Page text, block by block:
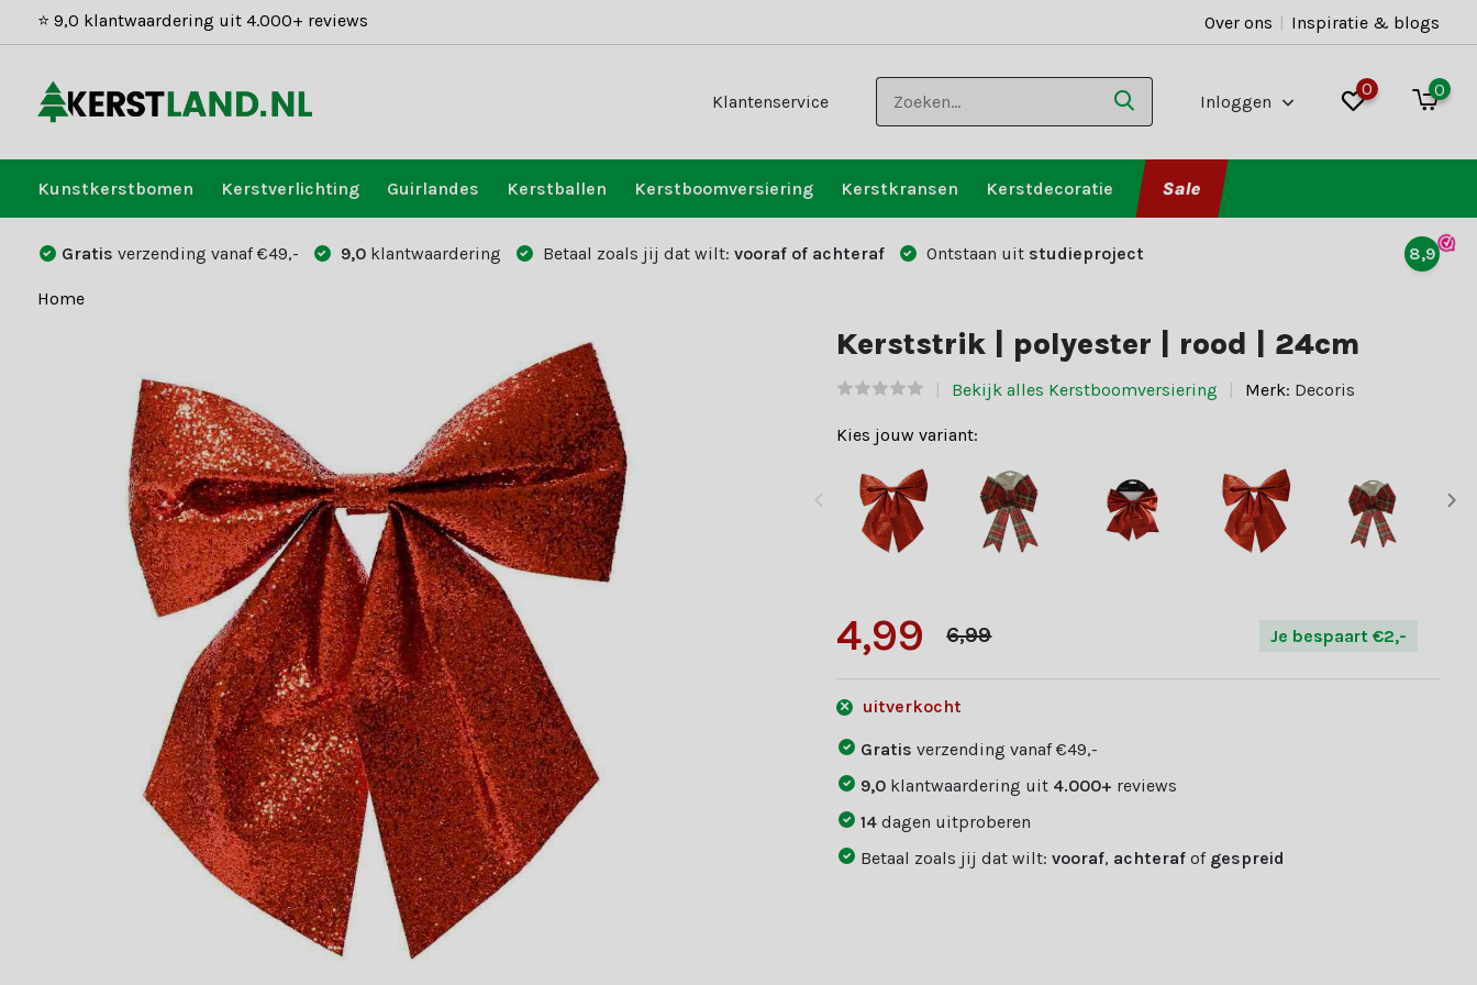
⭐ 9,0 klantwaardering uit 4.000+ reviews Over ons | Inspiratie & blogs
Klantenservice Inloggen
0 0
Kunstkerstbomen Kerstverlichting Guirlandes Kerstballen Kerstboomversiering Kerstkransen Kerstdecoratie Sale
Gratis verzending vanaf €49,- 9,0 klantwaardering Betaal zoals jij dat wilt: vooraf of achteraf Ontstaan uit studieproject 8,9
Home
Kerststrik | polyester | rood | 24cm
Bekijk alles Kerstboomversiering Merk: Decoris
Kies jouw variant:
4,99 6,99 Je bespaart €2,-
uitverkocht
Gratisverzending vanaf €49,-
9,0 klantwaardering uit 4.000+ reviews
14dagen uitproberen
Betaal zoals jij dat wilt:vooraf, achteraf of gespreid